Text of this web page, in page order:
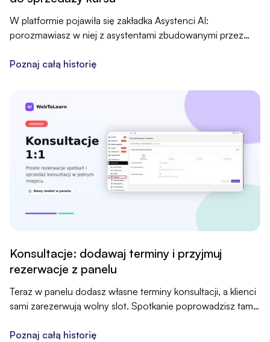
W platformie pojawiła się zakładka Asystenci AI:
porozmawiasz w niej z asystentami zbudowanymi przez
kurs, drabiną produktów i webinarem.
Poznaj całą historię
Konsultacje: dodawaj terminy i przyjmuj
rezerwacje z panelu
Teraz w panelu dodasz własne terminy konsultacji, a klienci
sami zarezerwują wolny slot. Spotkanie poprowadzisz tam,
przypomnienia i płatność trzymasz u nas, w jednym
Poznaj całą historię